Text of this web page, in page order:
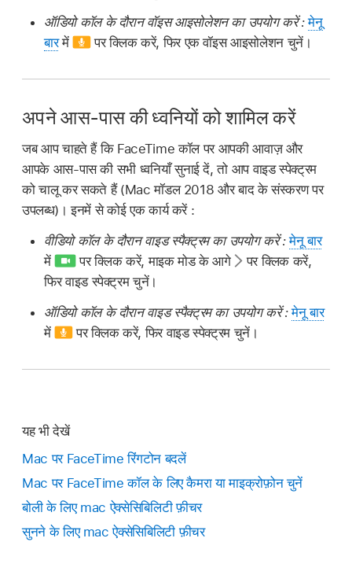
ऑडियो कॉल के दौरान वॉइस आइसोलेशन का उपयोग करें : मेनू
बारमें पर क्लिक करें, फिर एक वॉइस आइसोलेशन चुनें।
अपने आस-पास की ध्वनियों को शामिल करें
जब आप चाहते हैं कि FaceTime कॉल पर आपकी आवाज़ और
आपके आस-पास की सभी ध्वनियाँ सुनाई दें, तो आप वाइड स्पेक्ट्रम
को चालू कर सकते हैं (Mac मॉडल 2018 और बाद के संस्करण पर
उपलब्ध)। इनमें से कोई एक कार्य करें :
वीडियो कॉल के दौरान वाइड स्पैक्ट्रम का उपयोग करें : मेनू बार
में
पर क्लिक करें, माइक मोड के आगे
पर क्लिक करें,
फिर वाइड स्पेक्ट्रम चुनें।
ऑडियो कॉल के दौरान वाइड स्पैक्ट्रम का उपयोग करें : मेनू बार
में
पर क्लिक करें, फिर वाइड स्पेक्ट्रम चुनें।
यह भी देखें
Mac पर FaceTime रिंगटोन बदलें
Mac पर FaceTime कॉल के लिए कैमरा या माइक्रोफ़ोन चुनें
बोली के लिए mac ऐक्सेसिबिलिटी फ़ीचर
सुनने के लिए mac ऐक्सेसिबिलिटी फ़ीचर